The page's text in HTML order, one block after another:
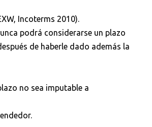
Incoterms 2010).
podrá considerarse un plazo
de haberle dado además la
no sea imputable a